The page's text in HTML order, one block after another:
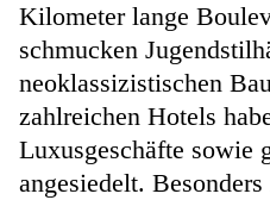
Kilometer lange
schmucken
neoklassizistischen
zahlreichen Hotels
Luxusgeschäfte sowie
angesiedelt.